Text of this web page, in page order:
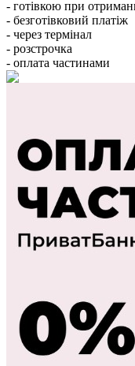
- готівкою при
- безготівковий платіж
- через термінал
- розстрочка
- оплата частинами